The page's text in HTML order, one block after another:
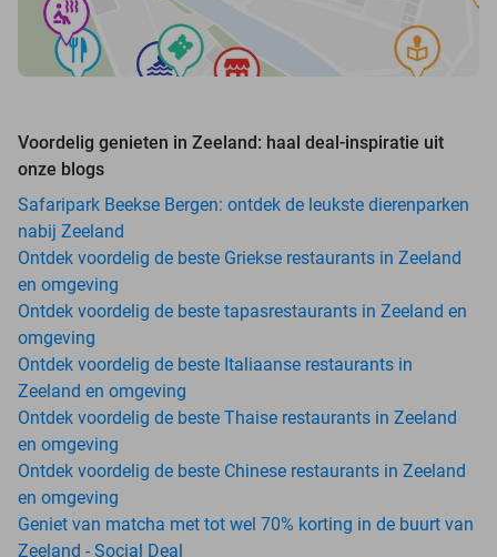
Voordelig genieten in Zeeland: haal deal-inspiratie uit
onze blogs
Safaripark Beekse Bergen: ontdek de leukste dierenparken
nabij Zeeland
Ontdek voordelig de beste Griekse restaurants in Zeeland
en omgeving
Ontdek voordelig de beste tapasrestaurants in Zeeland en
omgeving
Ontdek voordelig de beste Italiaanse restaurants in
Zeeland en omgeving
Ontdek voordelig de beste Thaise restaurants in Zeeland
en omgeving
Ontdek voordelig de beste Chinese restaurants in Zeeland
en omgeving
Geniet van matcha met tot wel 70% korting in de buurt van
Zeeland - Social Deal